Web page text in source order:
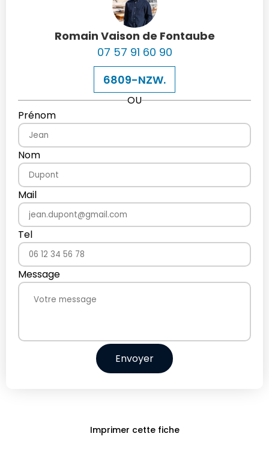
Romain Vaison de Fontaube
07 57 91 60 90
6809-NZW.
OU
Prénom
Nom
Mail
Tel
Message
Envoyer
Imprimer cette fiche